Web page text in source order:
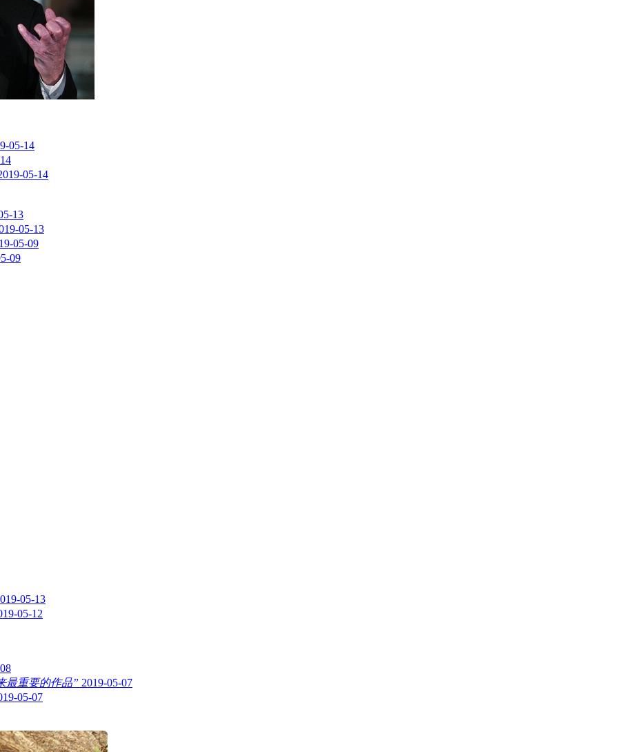
05-14
05-14
13
05-13
05-09
09
05-13
05-12
最重要的作品” 2019-05-07
05-07